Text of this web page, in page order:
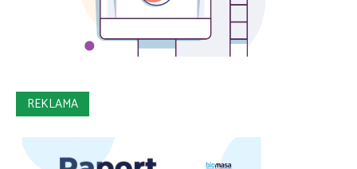
REKLAMA